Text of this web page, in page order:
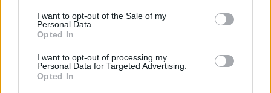
I want to opt-out of the Sale of my
Personal Data.
Opted In
I want to opt-out of processing my
Personal Data for Targeted Advertising.
Opted In
συνεχίσουν να ακολουθούν τα μέτρα
πρόληψης της διασποράς του
που είναι απαραίτητα για να εξακολουθήσουν να
προστατεύουν τους εαυτούς τους και τους γύρω